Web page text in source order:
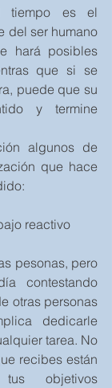
tiempo es el
del ser humano
hará posibles
que si se
puede que su
y termine
algunos de
que hace
reactivo
pesonas, pero
contestando
otras personas
dedicarle
tarea. No
recibes están
objetivos